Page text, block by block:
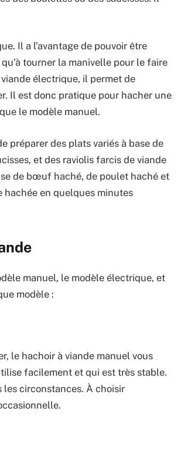
Il a l’avantage de pouvoir être
tourner la manivelle pour le faire
électrique, il permet de
Il est donc pratique pour hacher une
le modèle manuel.
préparer des plats variés à base de
et des raviolis farcis de viande
de bœuf haché, de poulet haché et
hachée en quelques minutes
manuel, le modèle électrique, et
modèle :
le hachoir à viande manuel vous
facilement et qui est très stable.
les circonstances. À choisir